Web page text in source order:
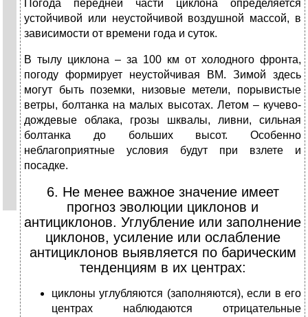
Погода передней части циклона определяется
устойчивой или неустойчивой воздушной массой, в
зависимости от времени года и суток.
В тылу циклона – за 100 км от холодного фронта,
погоду формирует неустойчивая ВМ. Зимой здесь
могут быть поземки, низовые метели, порывистые
ветры, болтанка на малых высотах. Летом – кучево-
дождевые облака, грозы шквалы, ливни, сильная
болтанка до больших высот. Особенно
неблагоприятные условия будут при взлете и
посадке.
6. Не менее важное значение имеет
прогноз эволюции циклонов и
антициклонов. Углубление или заполнение
циклонов, усиление или ослабление
антициклонов выявляется по барическим
тенденциям в их центрах:
циклоны углубляются (заполняются), если в его
центрах наблюдаются отрицательные